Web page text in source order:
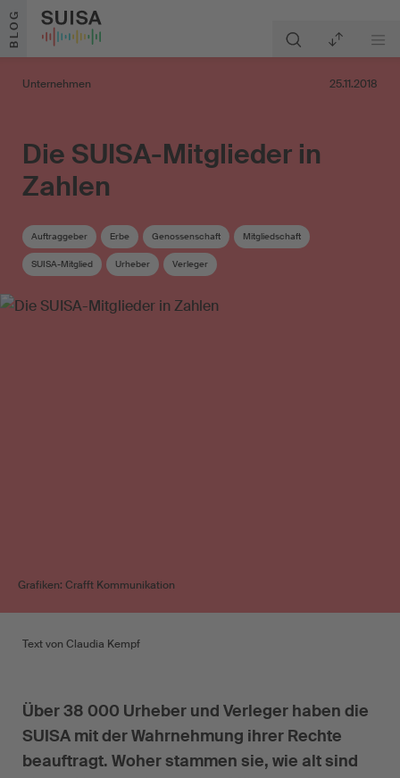
Zum Inhalt springen
BLOG
Unternehmen 25.11.2018
Die SUISA-Mitglieder in
Zahlen
Auftraggeber Erbe Genossenschaft Mitgliedschaft
SUISA-Mitglied Urheber Verleger
Grafiken: Crafft Kommunikation
Text von Claudia Kempf
Über 38 000 Urheber und Verleger haben die
SUISA mit der Wahrnehmung ihrer Rechte
beauftragt. Woher stammen sie, wie alt sind